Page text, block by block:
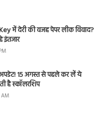
में देरी की वजह पेपर लीक विवाद?
इंतजार
अपडेट! 15 अगस्त से पहले कर लें ये
है स्कॉलरशिप